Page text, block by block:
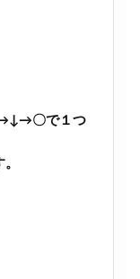
→↓→〇で１つ